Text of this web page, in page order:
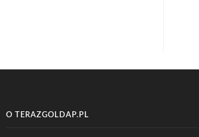
O TERAZGOLDAP.PL